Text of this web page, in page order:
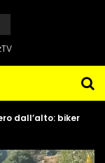
dall’alto: biker